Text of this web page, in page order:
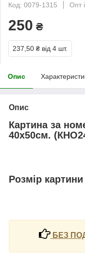
Код: 0079-1315
Опт
250 ₴
237,50 ₴ від 4 шт.
Опис
Опис
Картина за
40х50см.
Розмір
БЕЗ